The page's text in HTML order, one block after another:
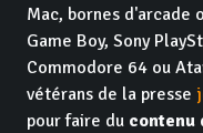
Mac, bornes d'arcade
Game Boy, Sony
Commodore 64 ou
vétérans de la presse
pour faire du contenu